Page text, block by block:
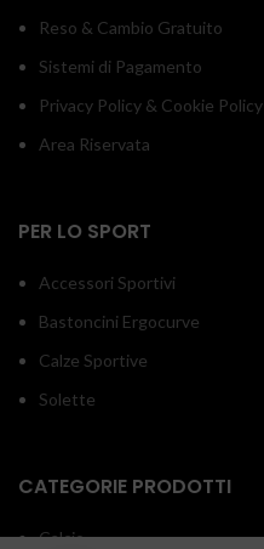
Reso & Cambio Gratuito
Sistemi di Pagamento
Privacy Policy & Cookie Policy
Area Riservata
PER LO SPORT
Accessori Sportivi
Bastoncini Ergocurve
Calze Sportive
Solette
CATEGORIE PRODOTTI
Calcio